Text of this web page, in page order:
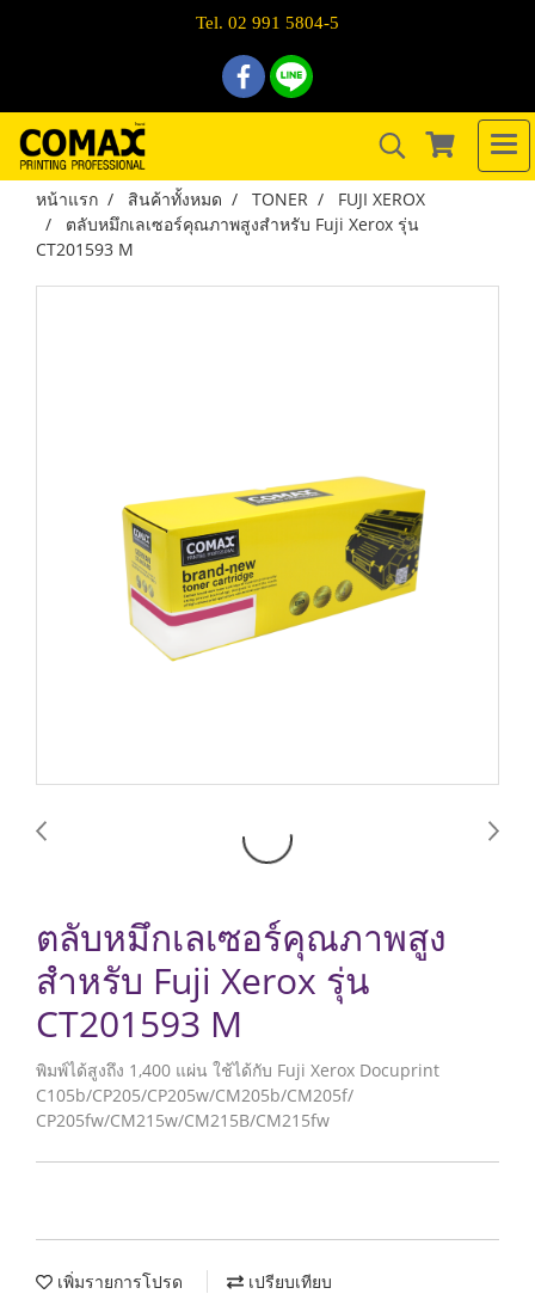
Tel. 02 991 5804-5
หน้าแรก สินค้าทั้งหมด TONER
FUJI XEROX
ตลับหมึกเลเซอร์คุณภาพสูงสำหรับ Fuji Xerox รุ่น
CT201593 M
ตลับหมึกเลเซอร์คุณภาพสูง
สำหรับ Fuji Xerox รุ่น
CT201593 M
พิมพ์ได้สูงถึง 1,400 แผ่น ใช้ได้กับ Fuji Xerox Docuprint
C105b/CP205/CP205w/CM205b/CM205f/
CP205fw/CM215w/CM215B/CM215fw
เพิ่มรายการโปรด เปรียบเทียบ